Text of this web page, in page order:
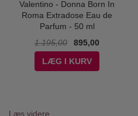
Valentino - Donna Born In
Roma Extradose Eau de
Parfum - 50 ml
1.195,00
895,00
LÆG I KURV
Læs videre